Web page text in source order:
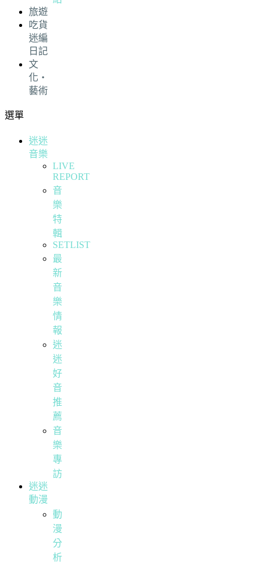
旅遊
吃貨
迷編
日記
文
化・
藝術
選單
迷迷
音樂
LIVE
REPORT
音
樂
特
輯
SETLIST
最
新
音
樂
情
報
迷
迷
好
音
推
薦
音
樂
專
訪
迷迷
動漫
動
漫
分
析